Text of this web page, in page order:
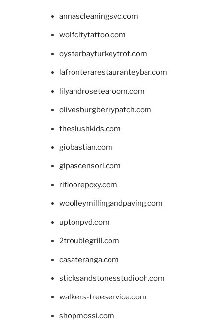
annascleaningsvc.com
wolfcitytattoo.com
oysterbayturkeytrot.com
lafronterarestauranteybar.com
lilyandrosetearoom.com
olivesburgberrypatch.com
theslushkids.com
giobastian.com
glpascensori.com
rifloorepoxy.com
woolleymillingandpaving.com
uptonpvd.com
2troublegrill.com
casateranga.com
sticksandstonesstudiooh.com
walkers-treeservice.com
shopmossi.com